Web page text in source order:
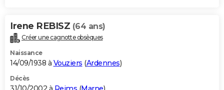
Irene REBISZ (64 ans)
Créer une cagnotte obsèques
Naissance
14/09/1938 à Vouziers (Ardennes)
Décès